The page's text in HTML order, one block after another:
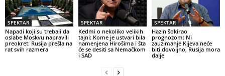
SPEKTAR
Napadi koji su trebali da
oslabe Moskvu napravili
preokret: Rusija prešla na
rat svih razmera
SPEKTAR
Kedmi o nekoliko velikih
tajni: Kome je ustvari bila
namenjena Hirošima i šta
će se desiti sa Nemačkom
i SAD
SPEKTAR
Hazin šokirao
prognozom: Ni
zauzimanje Kijeva neće
biti dovoljno, Rusija mora
dalje